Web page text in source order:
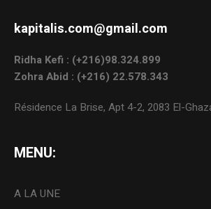
kapitalis.com@gmail.com
Ridha Kefi : (+216)98.324.899
Zohra Abid : (+216) 22.578.343
Résidence La Brise, Apt 4-2, 2083 El-
MENU:
A LA UNE